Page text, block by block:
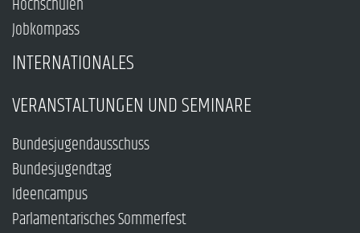
Hochschulen
Jobkompass
INTERNATIONALES
VERANSTALTUNGEN UND SEMINARE
Bundesjugendausschuss
Bundesjugendtag
Ideencampus
Parlamentarisches Sommerfest